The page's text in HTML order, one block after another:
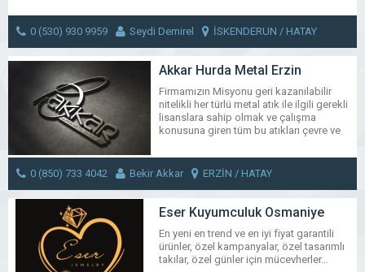
WhatsApp
Facebook
Messenger
X BlueskyTumblr
Share
0 (530) 930 9959 Seydi Demirel İSKENDERUN / HATAY
MESAJ GÖNDER
Akkar Hurda Metal Erzin
Firmamızın Misyonu geri kazanılabilir
nitelikli her türlü metal atık ile ilgili gerekli
lisanslara sahip olmak ve çalışma
konusuna giren tüm bu atıkları çevre ve
ekonomisine geri kazandırmaktır.
Firmamızın yaşadığımız çevre için
kurumsal bir firmadan beklendiği gibi
sadece standartların sağlanması ve yasal
şartların yerine getirilmesinden öte bugün
için olduğu kadar […]
WhatsApp
Facebook
Messenger
X BlueskyTumblr
0 (850) 733 4042 Bekir Akkar ERZİN / HATAY
MESAJ GÖNDER
Eser Kuyumculuk Osmaniye
En yeni en trend ve en iyi fiyat garantili
ürünler, özel kampanyalar, özel tasarımlı
takılar, özel günler için mücevherler…